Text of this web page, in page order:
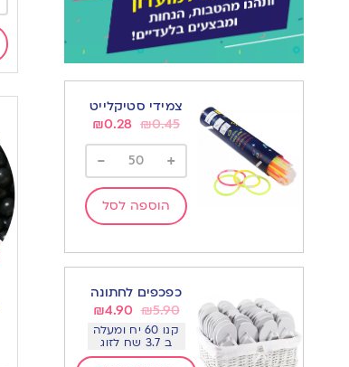
צמידי סטיקלייט
₪0.45
₪0.28
+
-
הוספה לסל
כפכפים לחתונה
₪5.90
₪4.90
קנו 60 יח ומעלה
ב 3.7 שח לזוג